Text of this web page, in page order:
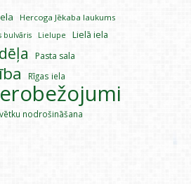
Hercoga Jēkaba laukums
bulvāris Lielupe Lielā iela
Pasta sala
Rīgas iela
nodrošināšana